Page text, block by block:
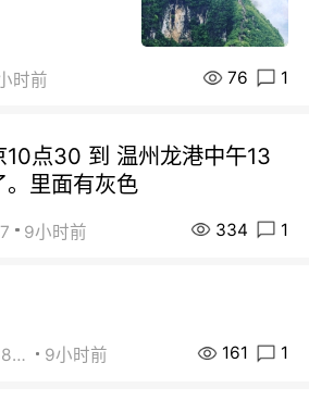
时前 76 1
10点30 到 温州龙港中午13
里面有灰色
9小时前 334 1
街友49168527 9小时前 161 1